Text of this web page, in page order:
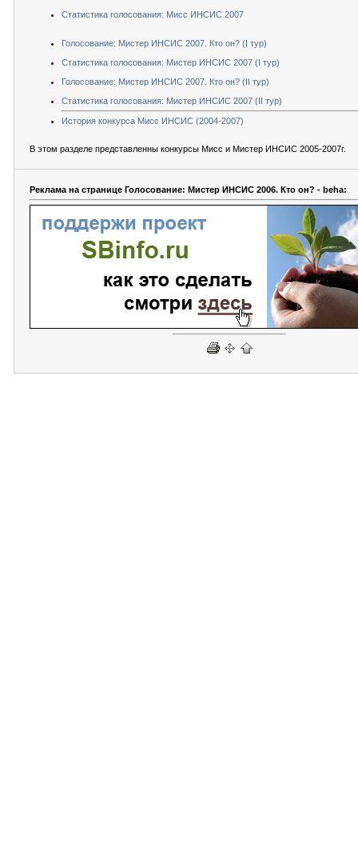
Статистика голосования: Мисс ИНСИС 2007
Голосование: Мистер ИНСИС 2007. Кто он? (I тур)
Статистика голосования: Мистер ИНСИС 2007 (I тур)
Голосование: Мистер ИНСИС 2007. Кто он? (II тур)
Статистика голосования: Мистер ИНСИС 2007 (II тур)
История конкурса Мисс ИНСИС (2004-2007)
В этом разделе представленны конкурсы Мисс и Мистер ИНСИС 2005-2007г.
Реклама на странице Голосование: Мистер ИНСИС 2006. Кто он? - beha: